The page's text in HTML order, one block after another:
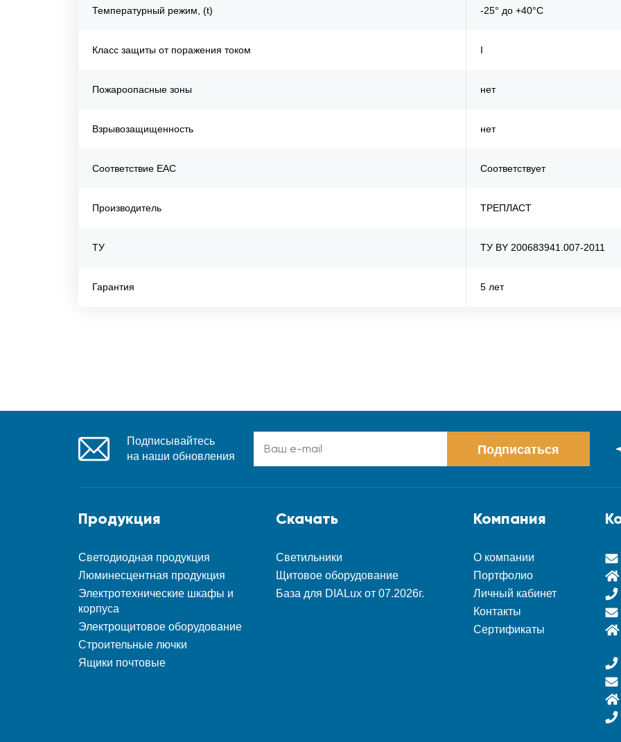
Температурный режим, (t) -25° до +40°С
Класс защиты от поражения током I
Пожароопасные зоны нет
Взрывозащищенность нет
Соответствие EAC Соответствует
Производитель ТРЕПЛАСТ
ТУ ТУ BY 200683941.007-2011
Гарантия 5 лет
Подписывайтесь
на наши обновления
Подписаться
Продукция
Светодиодная продукция
Люминесцентная продукция
Электротехнические шкафы и
корпуса
Электрощитовое оборудование
Строительные лючки
Ящики почтовые
Скачать
Светильники
Щитовое оборудование
База для DIALux от 07.2026г.
Компания
О компании
Портфолио
Личный кабинет
Контакты
Сертификаты